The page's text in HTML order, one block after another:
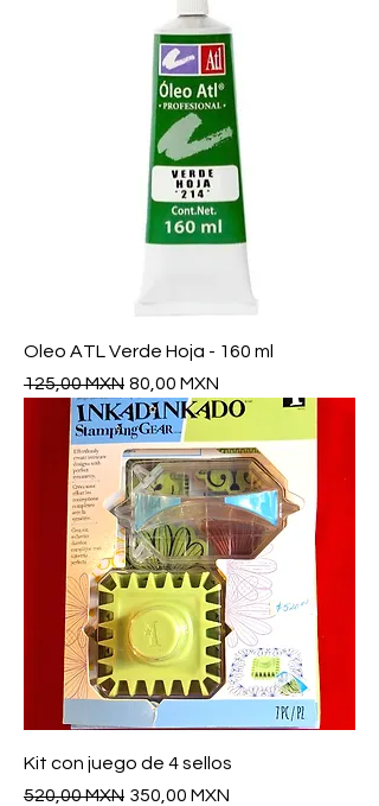
Oleo ATL Verde Hoja - 160 ml
Precio
125,00 MXN Precio de oferta
80,00 MXN
Kit con juego de 4 sellos
Precio
520,00 MXN Precio de oferta
350,00 MXN